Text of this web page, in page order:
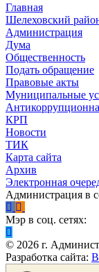
Главная
Шелеховский
Администрация
Дума
Общественность
Подать обращение
Правовые акты
Муниципальные
КРП
Новости
ТИК
Карта сайта
Архив
Электронная
Администрация в
Мэр в соц. сетях:
© 2026 г.
Разработка сайта: